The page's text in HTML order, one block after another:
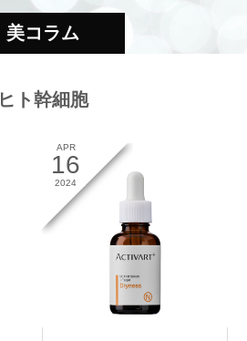
美コラム
ヒト幹細胞
APR
16
2024